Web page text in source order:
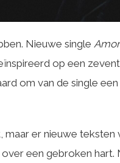
Nieuwe single Amor
op een
om van de single
er nieuwe
een gebroken